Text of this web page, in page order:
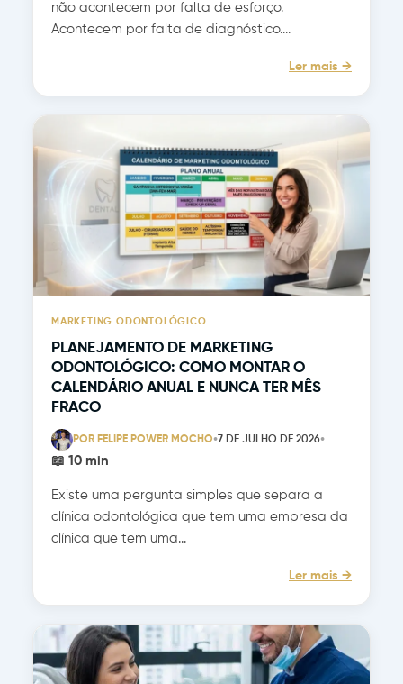
não acontecem por falta de esforço.
Acontecem por falta de diagnóstico....
Ler mais →
MARKETING ODONTOLÓGICO
PLANEJAMENTO DE MARKETING
ODONTOLÓGICO: COMO MONTAR O
CALENDÁRIO ANUAL E NUNCA TER MÊS
FRACO
POR FELIPE POWER MOCHO•7 DE JULHO DE 2026•
📖 10 min
Existe uma pergunta simples que separa a
clínica odontológica que tem uma empresa da
clínica que tem uma...
Ler mais →